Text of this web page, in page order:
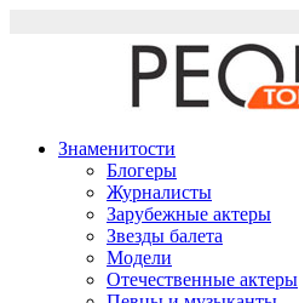
Знаменитости
Блогеры
Журналисты
Зарубежные актеры
Звезды балета
Модели
Отечественные актеры